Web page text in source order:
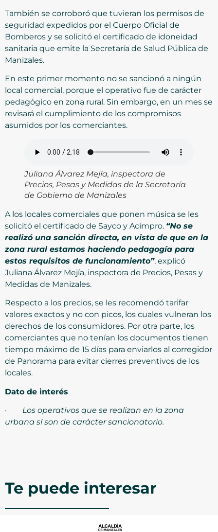
También se corroboró que tuvieran los permisos de
seguridad expedidos por el Cuerpo Oficial de
Bomberos y se solicitó el certificado de idoneidad
sanitaria que emite la Secretaría de Salud Pública de
Manizales.
En este primer momento no se sancionó a ningún
local comercial, porque el operativo fue de carácter
pedagógico en zona rural. Sin embargo, en un mes se
revisará el cumplimiento de los compromisos
asumidos por los comerciantes.
Juliana Álvarez Mejía, inspectora de
Precios, Pesas y Medidas de la Secretaría
de Gobierno de Manizales
A los locales comerciales que ponen música se les
solicitó el certificado de Sayco y Acimpro. “No se
realizó una sanción directa, en vista de que en la
zona rural estamos haciendo pedagogía para
estos requisitos de funcionamiento”, explicó
Juliana Álvarez Mejía, inspectora de Precios, Pesas y
Medidas de Manizales.
Respecto a los precios, se les recomendó tarifar
valores exactos y no con picos, los cuales vulneran los
derechos de los consumidores. Por otra parte, los
comerciantes que no tenían los documentos tienen
tiempo máximo de 15 días para enviarlos al corregidor
de Panorama para evitar cierres preventivos de los
locales.
Dato de interés
· Los operativos que se realizan en la zona
urbana sí son de carácter sancionatorio.
Te puede interesar